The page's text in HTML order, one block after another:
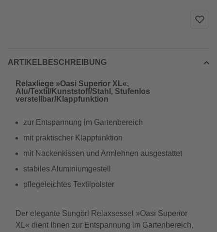
ARTIKELBESCHREIBUNG
Relaxliege »Oasi Superior XL«,
Alu/Textil/Kunststoff/Stahl, Stufenlos
verstellbar/Klappfunktion
zur Entspannung im Gartenbereich
mit praktischer Klappfunktion
mit Nackenkissen und Armlehnen ausgestattet
stabiles Aluminiumgestell
pflegeleichtes Textilpolster
Der elegante Sungörl Relaxsessel »Oasi Superior
XL« dient Ihnen zur Entspannung im Gartenbereich,